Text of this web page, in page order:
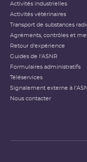
Activités industrielles
Activités vétérinaires
Transport de substances
Agréments, contrôles et
Retour d'expérience
Guides de l'ASNR
Formulaires administratifs
Téléservices
Signalement externe à
Nous contacter